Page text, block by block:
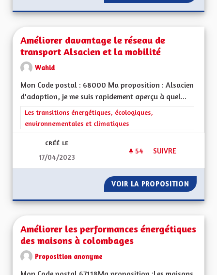
Améliorer davantage le réseau de
transport Alsacien et la mobilité
Wahid
Mon Code postal : 68000 Ma proposition : Alsacien
d'adoption, je me suis rapidement aperçu à quel...
Filtrer les résultats de la catégorie : Les transitions
Les transitions énergétiques, écologiques,
environnementales et climatiques
CRÉÉ LE
17/04/2023
54 54 ABONNÉS
SUIVRE
VOIR LA PROPOSITION
Améliorer les performances énergétiques
des maisons à colombages
Proposition anonyme